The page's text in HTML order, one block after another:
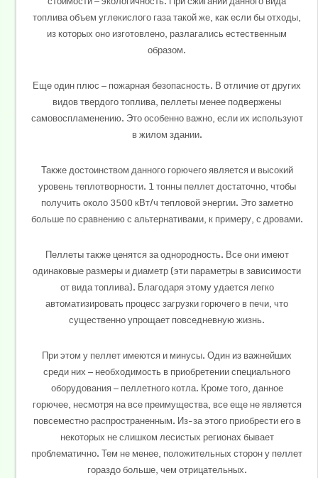
топлива объем углекислого газа такой же, как если бы отходы,
из которых оно изготовлено, разлагались естественным
образом.
Еще один плюс — пожарная безопасность. В отличие от других
видов твердого топлива, пеллеты менее подвержены
самовоспламенению. Это особенно важно, если их используют
в жилом здании.
Также достоинством данного горючего является и высокий
уровень теплотворности. 1 тонны пеллет достаточно, чтобы
получить около 3500 кВт/ч тепловой энергии. Это заметно
больше по сравнению с альтернативами, к примеру, с дровами.
Пеллеты также ценятся за однородность. Все они имеют
одинаковые размеры и диаметр (эти параметры в зависимости
от вида топлива). Благодаря этому удается легко
автоматизировать процесс загрузки горючего в печи, что
существенно упрощает повседневную жизнь.
При этом у пеллет имеются и минусы. Один из важнейших
среди них — необходимость в приобретении специального
оборудования — пеллетного котла. Кроме того, данное
горючее, несмотря на все преимущества, все еще не является
повсеместно распространенным. Из-за этого приобрести его в
некоторых не слишком лесистых регионах бывает
проблематично. Тем не менее, положительных сторон у пеллет
гораздо больше, чем отрицательных.